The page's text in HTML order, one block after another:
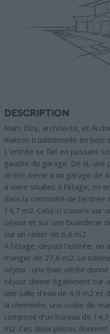
DESCRIPTION
Marc Eloy, architecte, et
maison traditionnelle en bois
L’entrée se fait en passant
gauche du garage. De là,
droite mène à un garage de
à vivre situées à l’étage, on
dans la continuité de
14,7 m2. Celui-ci s’ouvre sur
séjour et sur une buanderie
sur un cellier de 6,6 m2.
A l’étage, depuis l’entrée,
manger de 27,6 m2. La
séjour : une baie vitrée
séjour donne également sur
une salle d’eau de 4,9 m2
la cheminée, une volée de
composé d’un bureau de
m2. Ces deux pièces